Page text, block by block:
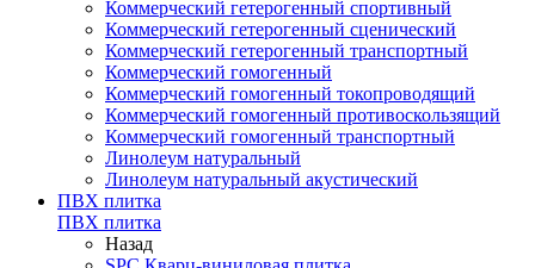
Коммерческий гетерогенный спортивный
Коммерческий гетерогенный сценический
Коммерческий гетерогенный транспортный
Коммерческий гомогенный
Коммерческий гомогенный токопроводящий
Коммерческий гомогенный противоскользящий
Коммерческий гомогенный транспортный
Линолеум натуральный
Линолеум натуральный акустический
ПВХ плитка
ПВХ плитка
Назад